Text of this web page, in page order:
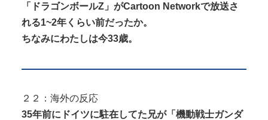
「ドラゴンボールZ」がCartoon Networkで放送さ
れる1~2年くらい前だったか。
ちなみにわたしは今33歳。
２２：海外の反応
35年前にドイツに駐在してた兄が「機動戦士ガンダ